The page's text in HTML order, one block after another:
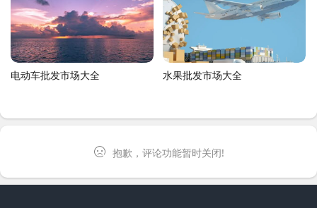
电动车批发市场大全 水果批发市场大全
抱歉，评论功能暂时关闭!